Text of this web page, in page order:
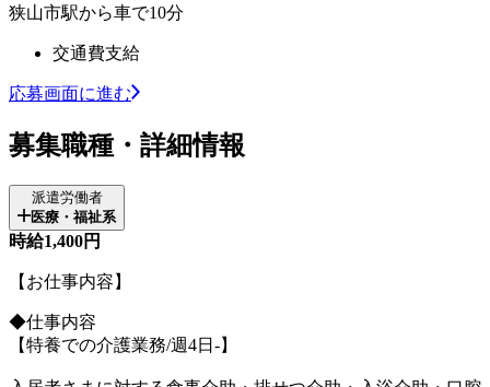
狭山市駅から車で10分
交通費支給
応募画面に進む
募集職種・詳細情報
派遣労働者
医療・福祉系
時給1,400円
【お仕事内容】
◆仕事内容
【特養での介護業務/週4日-】